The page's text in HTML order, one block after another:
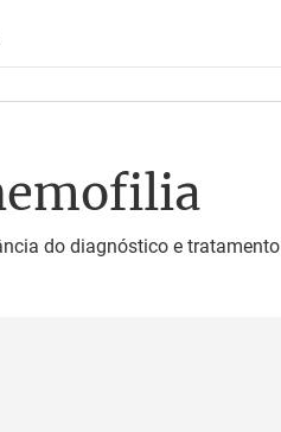
do diagnóstico e tratamento